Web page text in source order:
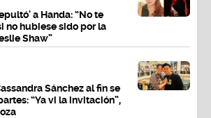
a Handa: “No te
no hubiese sido por la
Shaw”
Sánchez al fin se
“Ya vi la invitación”,